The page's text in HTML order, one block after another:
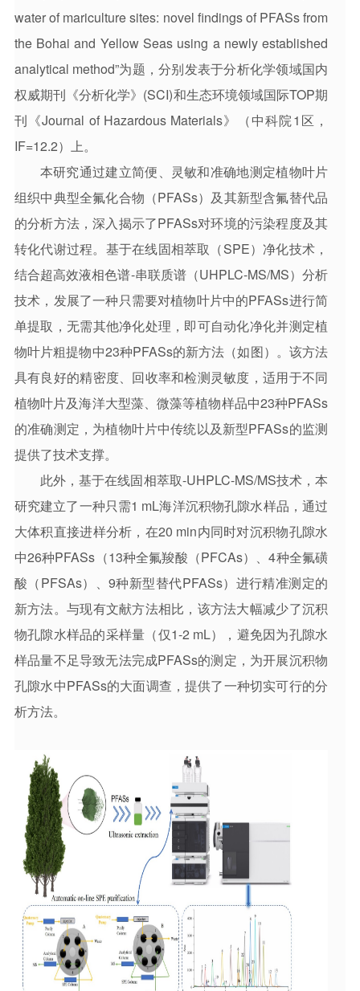
water of mariculture sites: novel findings of PFASs from
the Bohai and Yellow Seas using a newly established
analytical method”为题，分别发表于分析化学领域国内
权威期刊《分析化学》(SCI)和生态环境领域国际TOP期
刊《Journal of Hazardous Materials》（中科院1区，
IF=12.2）上。
本研究通过建立简便、灵敏和准确地测定植物叶片
组织中典型全氟化合物（PFASs）及其新型含氟替代品
的分析方法，深入揭示了PFASs对环境的污染程度及其
转化代谢过程。基于在线固相萃取（SPE）净化技术，
结合超高效液相色谱-串联质谱（UHPLC-MS/MS）分析
技术，发展了一种只需要对植物叶片中的PFASs进行简
单提取，无需其他净化处理，即可自动化净化并测定植
物叶片粗提物中23种PFASs的新方法（如图）。该方法
具有良好的精密度、回收率和检测灵敏度，适用于不同
植物叶片及海洋大型藻、微藻等植物样品中23种PFASs
的准确测定，为植物叶片中传统以及新型PFASs的监测
提供了技术支撑。
此外，基于在线固相萃取-UHPLC-MS/MS技术，本
研究建立了一种只需1 mL海洋沉积物孔隙水样品，通过
大体积直接进样分析，在20 min内同时对沉积物孔隙水
中26种PFASs（13种全氟羧酸（PFCAs）、4种全氟磺
酸（PFSAs）、9种新型替代PFASs）进行精准测定的
新方法。与现有文献方法相比，该方法大幅减少了沉积
物孔隙水样品的采样量（仅1-2 mL），避免因为孔隙水
样品量不足导致无法完成PFASs的测定，为开展沉积物
孔隙水中PFASs的大面调查，提供了一种切实可行的分
析方法。